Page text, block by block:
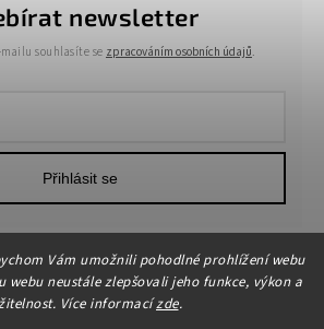
Vám umožnili pohodlné prohlížení webu
webu neustále zlepšovali jeho funkce, výkon a
Více informacízde.
newsletter
souhlasíte se zpracováním osobních údajů.
Přihlásit se